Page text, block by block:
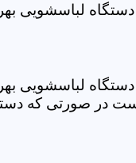
لباسشویی
لباسشویی
صورتی که